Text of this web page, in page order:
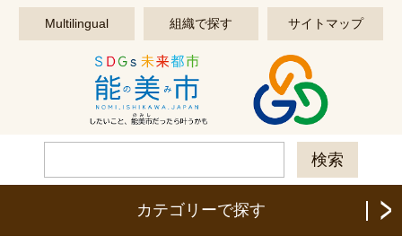
このページの本文へ移動する
Multilingual 組織で探す サイトマップ
カテゴリーで探す